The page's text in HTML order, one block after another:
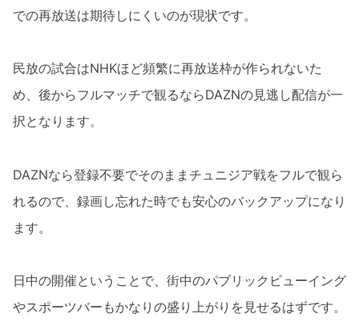
での再放送は期待しにくいのが現状です。
民放の試合はNHKほど頻繁に再放送枠が作られないた
め、後からフルマッチで観るならDAZNの見逃し配信が一
択となります。
DAZNなら登録不要でそのままチュニジア戦をフルで観ら
れるので、録画し忘れた時でも安心のバックアップになり
ます。
日中の開催ということで、街中のパブリックビューイング
やスポーツバーもかなりの盛り上がりを見せるはずです。